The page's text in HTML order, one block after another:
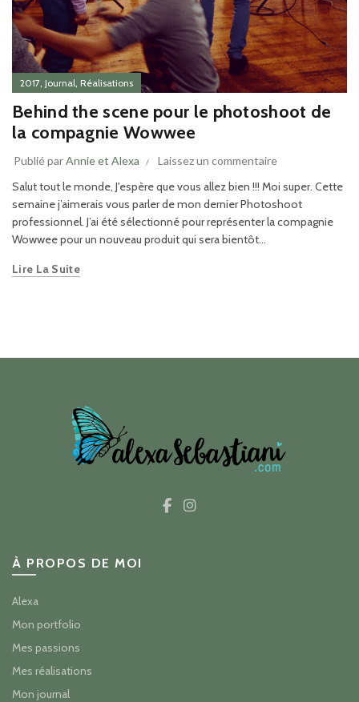
2017, Journal, Réalisations
Behind the scene pour le photoshoot de
la compagnie Wowwee
Publié parAnnie et Alexa Laissez un commentaire
Salut tout le monde, J'espère que vous allez bien !!! Moi super. Cette
semaine j’aimerais vous parler de mon dernier Photoshoot
professionnel. J’ai été sélectionné pour représenter la compagnie
Wowwee pour un nouveau produit qui sera bientôt...
Lire La Suite
À PROPOS DE MOI
Alexa
Mon portfolio
Mes passions
Mes réalisations
Mon journal